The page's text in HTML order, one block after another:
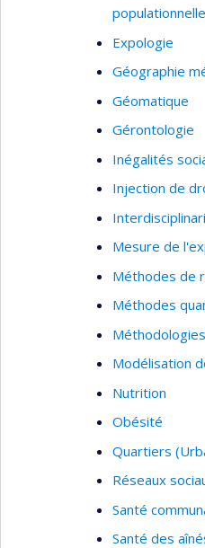
Expologie
Géographie
Géomatique
Gérontologie
Inégalités
Injection de
Mesure de
Méthodes de
Méthodes
Modélisation
Nutrition
Obésité
Quartiers
Réseaux
Santé
Santé des